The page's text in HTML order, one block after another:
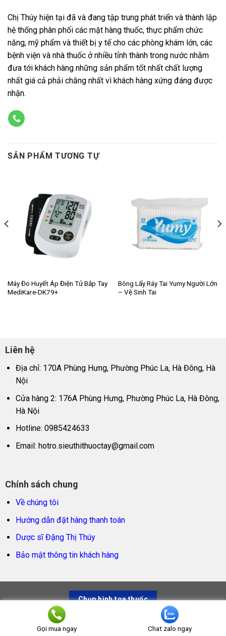
Chị Thúy hiện tại đã và đang tập trung phát triển và thành lập
hệ thống phân phối các mặt hàng thuốc, thực phẩm chức
năng, mỹ phẩm và thiết bị y tế cho các phòng khám lớn, các
bệnh viện và nhà thuốc ở nhiều tỉnh thành trong nước nhằm
đưa tới khách hàng những sản phẩm tốt nhất chất lượng
nhất giá cả phải chăng nhất vì khách hàng xứng đáng được
nhận.
SẢN PHẨM TƯƠNG TỰ
Máy Đo Huyết Áp Điện Tử Bắp Tay
MediKare-DK79+
Bông Lấy Ráy Tai Yumy Người Lớn
– Vệ Sinh Tai
Liên hệ
Địa chỉ: 170A Phùng Hưng, Phường Phúc La, Hà Đông, Hà
Nội
Cửa hàng 2: 176A Phùng Hưng, Phường Phúc La, Hà Đông,
Hà Nội
Hotline: 0985424633
Email: hotro.sieuthithuoctay@gmail.com
Chính sách chung
Về chúng tôi
Hướng dẫn đặt hàng thanh toán
Dược sĩ Đặng Thị Thúy
Bảo mật thông tin khách hàng
Chụp hình toa thuốc
Siêu thị thuốc tây – Trao sản phẩm thật, trọn niềm tin
Gọi mua ngay Chat zalo ngay